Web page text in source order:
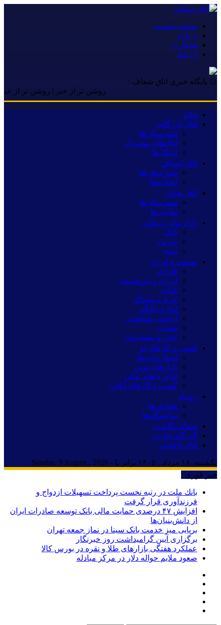
صفحه نخست
درباره
همکاری
ارتباط
۞ پایگاه خبری اتاق شفاف :
روشن تر از خبر | روشن تر از خبر |
خانه
اتاق بازرگانی
شهرستان‌ها
اتاق‌های مشترک
تشکل‌ها
اتاق اصناف
شهرستان‌ها
اتحادیه‌ها
اتاق تعاون
شهرستان‌ها
تعاونی‌ها
بازار پولی و مالی
بانک
بورس
بیمه
صنعت و انرژی
فلزات
انرژی و پتروشیمی
غذایی
چرم و پوشاک
لوازم خانگی
آرایشی بهداشتی
معدنی
چاپ و بسته‌بندی
کسب و کارهای نو
استارت‌آپ‌ها
بازارهای نوین
فناوری‌های مالی
کسب و کارهای آنلاین
رویداد
همایش‌ها
نمایشگاه‌ها
شفاف‌نگاشت
گذرگاه تجارت
اتاق واقعیت
یکشنبه, ۱۸ مرداد , ۱۴۰۵ برابر با - Sunday, 9 August , 2026
خبر فوری :
بانك ملت در رتبه نخست پرداخت تسهیلات ازدواج و
فرزندآوری قرار گرفت
افزایش ۴۷ درصدی حمایت مالی بانک توسعه صادرات ایران
از دانش‌بنیان‌ها
برپایی میز خدمت بانک سینا در نماز جمعه تهران
برگزاری آیین گرامیداشت روز خبرنگار
عملکرد هفتگی بازارهای طلا و نقره در بورس کالا
صعود ملایم حواله دلار در مرکز مبادله